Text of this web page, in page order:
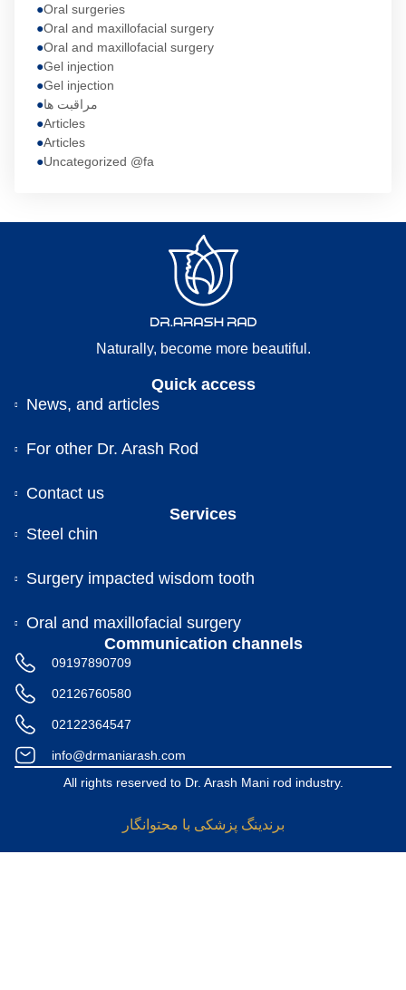
Oral surgeries
Oral and maxillofacial surgery
Oral and maxillofacial surgery
Gel injection
Gel injection
مراقبت ها
Articles
Articles
Uncategorized @fa
Naturally, become more beautiful.
Quick access
News, and articles
For other Dr. Arash Rod
Contact us
Services
Steel chin
Surgery impacted wisdom tooth
Oral and maxillofacial surgery
Communication channels
09197890709
02126760580
02122364547
info@drmaniarash.com
All rights reserved to Dr. Arash Mani rod industry.
برندینگ پزشکی با محتوانگار